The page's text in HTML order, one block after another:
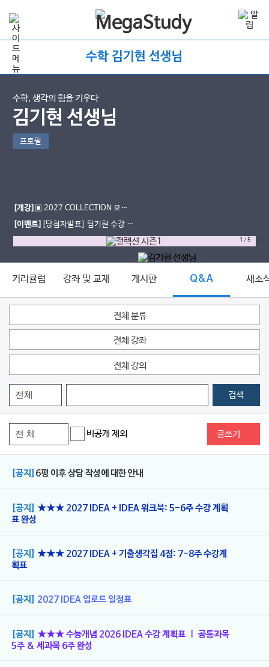
수학 김기현 선생님
수학, 생각의 힘을 키우다
김기현 선생님
프로필
[개강]▣ 2027 COLLECTION 모의
고사 OT 오픈 ▣
[이벤트] [당첨자발표] 팀기현 수강 후
기 이벤트
1 /5
커리큘럼 강좌 및 교재 게시판 Q&A 새소
전체 분류
전체 강좌
전체 강의
검색
비공개 제외 글쓰기
[공지] 6평 이후 상담 작성에 대한 안내
[공지]
★★★ 2027 IDEA + IDEA 워크북: 5-6주 수강 계획
표 완성
[공지]
★★★ 2027 IDEA + 기출생각집 4점: 7-8주 수강계
획표
[공지] 2027 IDEA 업로드 일정표
[공지] ★★★ 수능개념 2026 IDEA 수강 계획표 ㅣ 공통과목
5주 & 세과목 6주 완성